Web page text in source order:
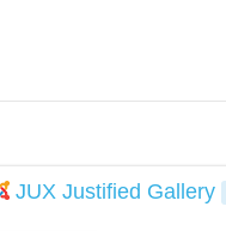
JUX Justified Gallery